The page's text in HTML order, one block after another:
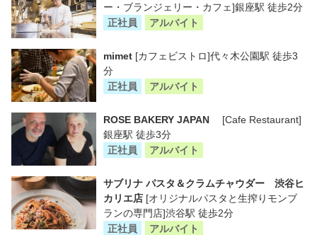
ー・ブランジェリー・カフェ]銀座駅 徒歩2分
正社員
アルバイト
mimet [カフェビストロ]代々木公園駅 徒歩3
分
正社員
アルバイト
ROSE BAKERY JAPAN
[Cafe Restaurant]
銀座駅 徒歩3分
正社員
アルバイト
サブリナ パスタ＆クラムチャウダー 渋谷ヒ
カリエ店 [オリジナルパスタと生搾りモンブ
ランの専門店]渋谷駅 徒歩2分
正社員
アルバイト